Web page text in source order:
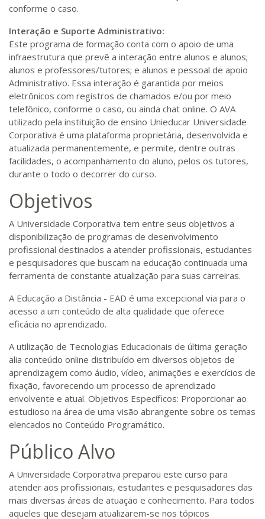
conforme o caso.
Interação e Suporte Administrativo:
Este programa de formação conta com o apoio de uma
infraestrutura que prevê a interação entre alunos e alunos;
alunos e professores/tutores; e alunos e pessoal de apoio
Administrativo. Essa interação é garantida por meios
eletrônicos com registros de chamados e/ou por meio
telefônico, conforme o caso, ou ainda chat online. O AVA
utilizado pela instituição de ensino Unieducar Universidade
Corporativa é uma plataforma proprietária, desenvolvida e
atualizada permanentemente, e permite, dentre outras
facilidades, o acompanhamento do aluno, pelos os tutores,
durante o todo o decorrer do curso.
Objetivos
A Universidade Corporativa tem entre seus objetivos a
disponibilização de programas de desenvolvimento
profissional destinados a atender profissionais, estudantes
e pesquisadores que buscam na educação continuada uma
ferramenta de constante atualização para suas carreiras.
A Educação a Distância - EAD é uma excepcional via para o
acesso a um conteúdo de alta qualidade que oferece
eficácia no aprendizado.
A utilização de Tecnologias Educacionais de última geração
alia conteúdo online distribuído em diversos objetos de
aprendizagem como áudio, vídeo, animações e exercícios de
fixação, favorecendo um processo de aprendizado
envolvente e atual. Objetivos Específicos: Proporcionar ao
estudioso na área de uma visão abrangente sobre os temas
elencados no Conteúdo Programático.
Público Alvo
A Universidade Corporativa preparou este curso para
atender aos profissionais, estudantes e pesquisadores das
mais diversas áreas de atuação e conhecimento. Para todos
aqueles que desejam atualizarem-se nos tópicos